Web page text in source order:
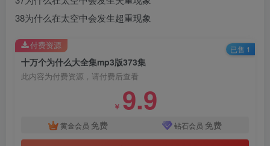
38为什么在太空中会发生超重现象
十万个为什么大全集mp3版373集
此内容为付费资源，请付费后查看
￥ 9.9
黄金会员 免费 钻石会员 免费
付费资源 已售 1